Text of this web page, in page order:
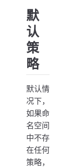
默
认
策
略
默认情
况下，
如果命
名空间
中不存
在任何
策略，